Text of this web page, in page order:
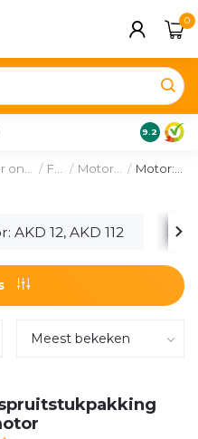
0
9.2
/ / Motordelen /
AKD 12, AKD 112